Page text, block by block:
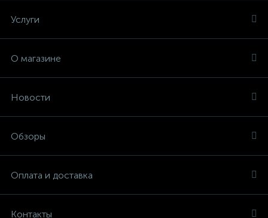
Услуги
О магазине
Новости
Обзоры
Оплата и доставка
Контакты